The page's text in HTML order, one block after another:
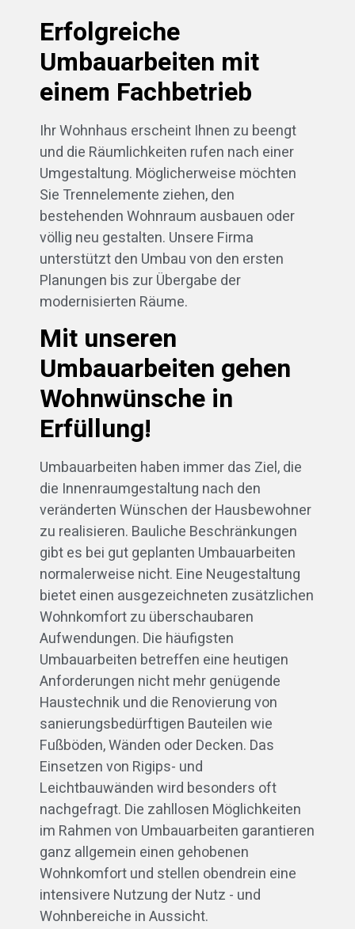
Erfolgreiche
Umbauarbeiten mit
einem Fachbetrieb
Ihr Wohnhaus erscheint Ihnen zu beengt
und die Räumlichkeiten rufen nach einer
Umgestaltung. Möglicherweise möchten
Sie Trennelemente ziehen, den
bestehenden Wohnraum ausbauen oder
völlig neu gestalten. Unsere Firma
unterstützt den Umbau von den ersten
Planungen bis zur Übergabe der
modernisierten Räume.
Mit unseren
Umbauarbeiten gehen
Wohnwünsche in
Erfüllung!
Umbauarbeiten haben immer das Ziel, die
die Innenraumgestaltung nach den
veränderten Wünschen der Hausbewohner
zu realisieren. Bauliche Beschränkungen
gibt es bei gut geplanten Umbauarbeiten
normalerweise nicht. Eine Neugestaltung
bietet einen ausgezeichneten zusätzlichen
Wohnkomfort zu überschaubaren
Aufwendungen. Die häufigsten
Umbauarbeiten betreffen eine heutigen
Anforderungen nicht mehr genügende
Haustechnik und die Renovierung von
sanierungsbedürftigen Bauteilen wie
Fußböden, Wänden oder Decken. Das
Einsetzen von Rigips- und
Leichtbauwänden wird besonders oft
nachgefragt. Die zahllosen Möglichkeiten
im Rahmen von Umbauarbeiten garantieren
ganz allgemein einen gehobenen
Wohnkomfort und stellen obendrein eine
intensivere Nutzung der Nutz - und
Wohnbereiche in Aussicht.